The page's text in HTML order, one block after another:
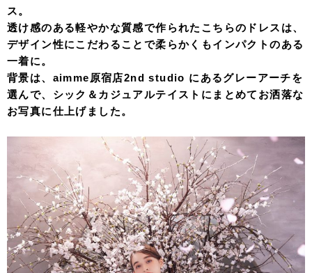
ス。
透け感のある軽やかな質感で作られたこちらのドレスは、
デザイン性にこだわることで柔らかくもインパクトのある
一着に。
背景は、aimme原宿店2nd studio にあるグレーアーチを
選んで、シック＆カジュアルテイストにまとめてお洒落な
お写真に仕上げました。